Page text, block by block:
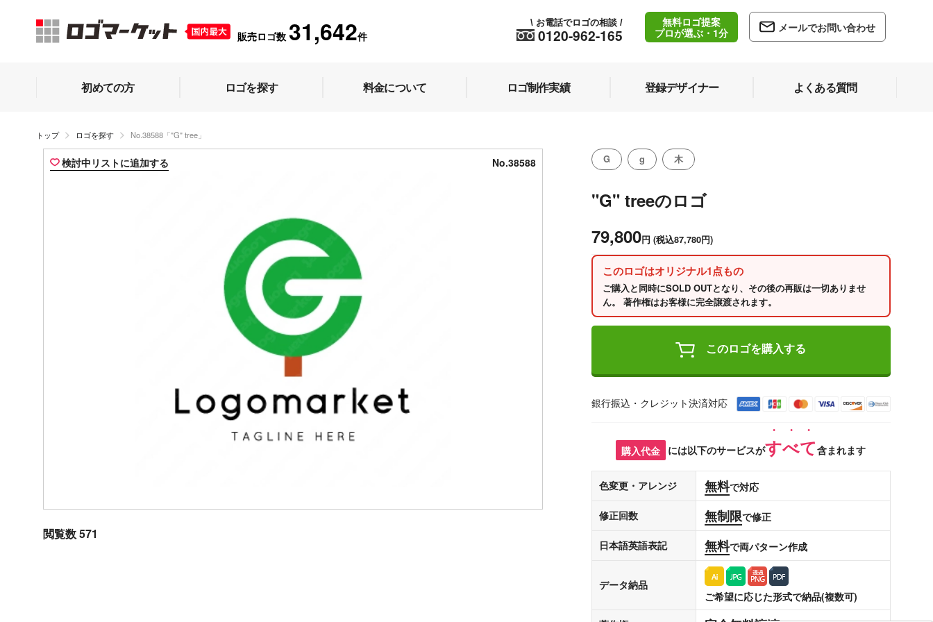
販売ロゴ数 31,642件 0120-962-165
\ お電話でロゴの相談 /
無料ロゴ提案
プロが選ぶ・1分
メールでお問い合わせ
初めての方 ロゴを探す 料金について ロゴ制作実績 登録デザイナー よくある質問
トップ ロゴを探す No.38588「"G" tree」
検討中リストに追加する No.38588
閲覧数 571
G g 木
"G" treeのロゴ
79,800円 (税込87,780円)
このロゴはオリジナル1点もの
ご購入と同時にSOLD OUTとなり、その後の再販は一切ありませ
ん。 著作権はお客様に完全譲渡されます。
このロゴを購入する
銀行振込・クレジット決済対応
購入代金 には以下のサービスがすべて含まれます
色変更・アレンジ 無料で対応
修正回数 無制限で修正
日本語英語表記 無料で両パターン作成
データ納品
ご希望に応じた形式で納品(複数可)